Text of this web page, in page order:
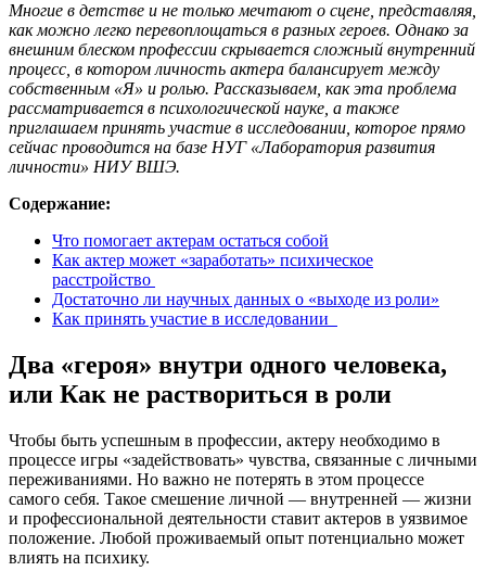
Многие в детстве и не только мечтают о сцене, представляя,
как можно легко перевоплощаться в разных героев. Однако за
внешним блеском профессии скрывается сложный внутренний
процесс, в котором личность актера балансирует между
собственным «Я» и ролью. Рассказываем, как эта проблема
рассматривается в психологической науке, а также
приглашаем принять участие в исследовании, которое прямо
сейчас проводится на базе НУГ «Лаборатория развития
личности» НИУ ВШЭ.
Содержание:
Что помогает актерам остаться собой
Как актер может «заработать» психическое
расстройство
Достаточно ли научных данных о «выходе из роли»
Как принять участие в исследовании
Два «героя» внутри одного человека,
или Как не раствориться в роли
Чтобы быть успешным в профессии, актеру необходимо в
процессе игры «задействовать» чувства, связанные с личными
переживаниями. Но важно не потерять в этом процессе
самого себя. Такое смешение личной — внутренней — жизни
и профессиональной деятельности ставит актеров в уязвимое
положение. Любой проживаемый опыт потенциально может
влиять на психику.